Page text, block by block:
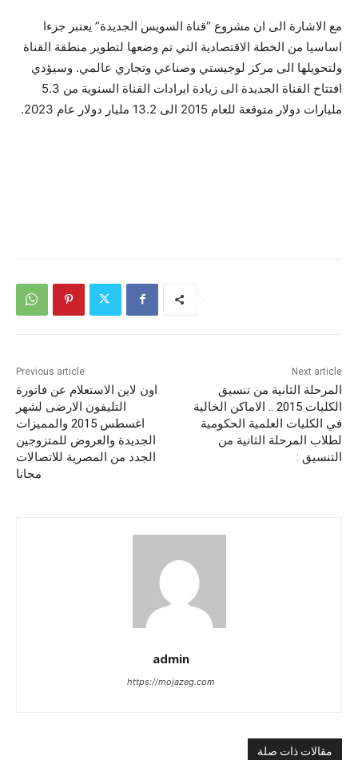
مع الاشارة الى ان مشروع “قناة السويس الجديدة” يعتبر جزءا
اساسيا من الخطة الاقتصادية التي تم وضعها لتطوير منطقة القناة
ولتحويلها الى مركز لوجيستي وصناعي وتجاري عالمي. وسيؤدي
افتتاح القناة الجديدة الى زيادة ايرادات القناة السنوية من 5.3
مليارات دولار متوقعة للعام 2015 الى 13.2 مليار دولار عام 2023.
Previous article
اون لاين الاستعلام عن فاتورة
التليفون الارضى لشهر
اغسطس 2015 والمميزات
الجديدة والعروض للمتزوجين
الجدد من المصرية للاتصالات
مجانا
Next article
المرحلة الثانية من تنسيق
الكليات 2015 .. الاماكن الخالية
في الكليات العلمية الحكومية
لطلاب المرحلة الثانية من
التنسيق :
admin
https://mojazeg.com
مقالات ذات صلة